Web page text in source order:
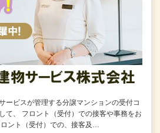
ービスが管理する分譲マンションの受付コ
て、 フロント（受付）での接客や事務をお
ント（受付）での、接客及…